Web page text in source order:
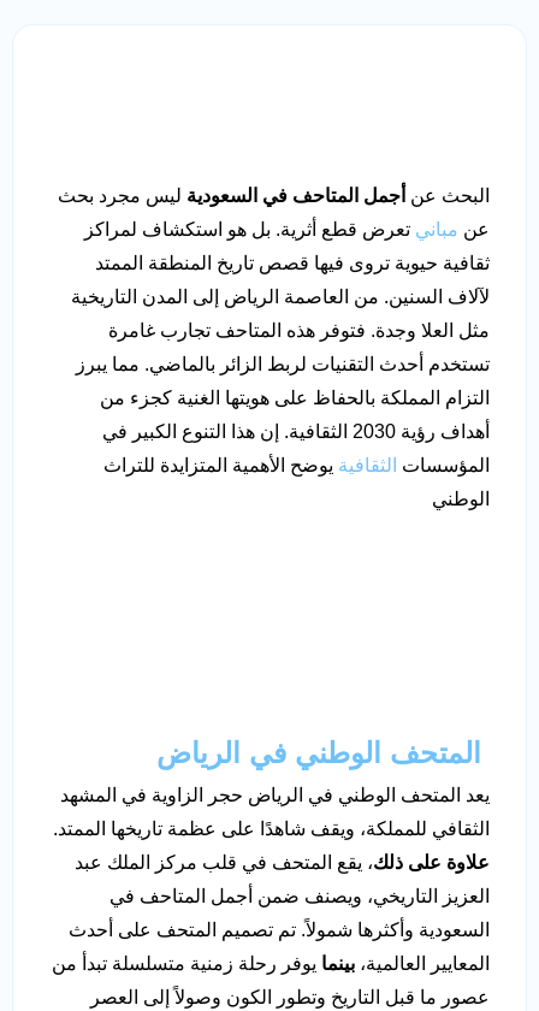
البحث عن أجمل المتاحف في السعودية ليس مجرد بحث
عن مباني تعرض قطع أثرية. بل هو استكشاف لمراكز
ثقافية حيوية تروى فيها قصص تاريخ المنطقة الممتد
لآلاف السنين. من العاصمة الرياض إلى المدن التاريخية
مثل العلا وجدة. فتوفر هذه المتاحف تجارب غامرة
تستخدم أحدث التقنيات لربط الزائر بالماضي. مما يبرز
التزام المملكة بالحفاظ على هويتها الغنية كجزء من
أهداف رؤية 2030 الثقافية. إن هذا التنوع الكبير في
المؤسسات الثقافية يوضح الأهمية المتزايدة للتراث
الوطني
المتحف الوطني في الرياض
يعد المتحف الوطني في الرياض حجر الزاوية في المشهد
الثقافي للمملكة، ويقف شاهدًا على عظمة تاريخها الممتد.
علاوة على ذلك، يقع المتحف في قلب مركز الملك عبد
العزيز التاريخي، ويصنف ضمن أجمل المتاحف في
السعودية وأكثرها شمولاً. تم تصميم المتحف على أحدث
المعايير العالمية، بينما يوفر رحلة زمنية متسلسلة تبدأ من
عصور ما قبل التاريخ وتطور الكون وصولاً إلى العصر